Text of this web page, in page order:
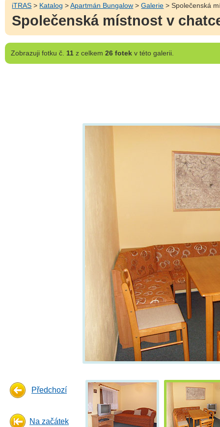
iTRAS > Katalog >Apartmán Bungalow >Galerie > Společenská
Společenská místnost v
Zobrazujifotku č. 11z celkem 26 fotekv této galerii.
Předchozí
Na začátek